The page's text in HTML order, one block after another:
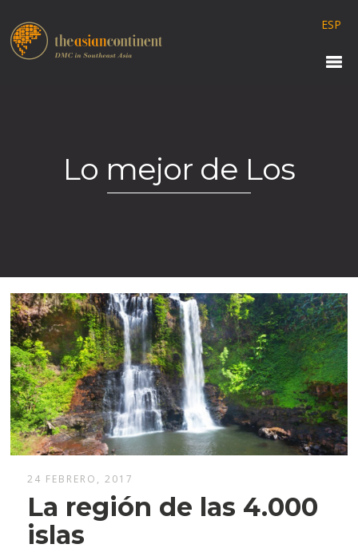
ESP
Lo mejor de Los
24 FEBRERO, 2017
La región de las 4.000
islas